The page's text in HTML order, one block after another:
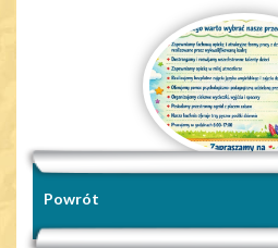
Powrót